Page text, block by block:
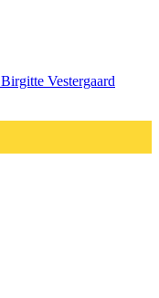
Birgitte Vestergaard